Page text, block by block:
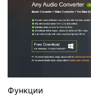
Функции